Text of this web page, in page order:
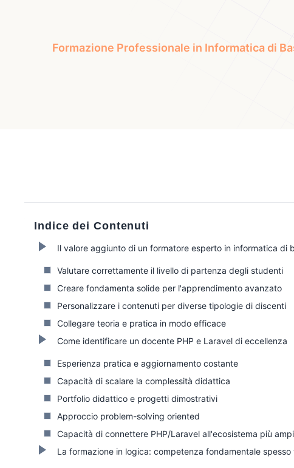
Formazione Professionale in Informatica di
Indice dei Contenuti
Il valore aggiunto di un formatore esperto in informatica di
Valutare correttamente il livello di partenza degli studenti
Creare fondamenta solide per l'apprendimento avanzato
Personalizzare i contenuti per diverse tipologie di discenti
Collegare teoria e pratica in modo efficace
Come identificare un docente PHP e Laravel di eccellenza
Esperienza pratica e aggiornamento costante
Capacità di scalare la complessità didattica
Portfolio didattico e progetti dimostrativi
Approccio problem-solving oriented
Capacità di connettere PHP/Laravel all'ecosistema più
La formazione in logica: competenza fondamentale spesso